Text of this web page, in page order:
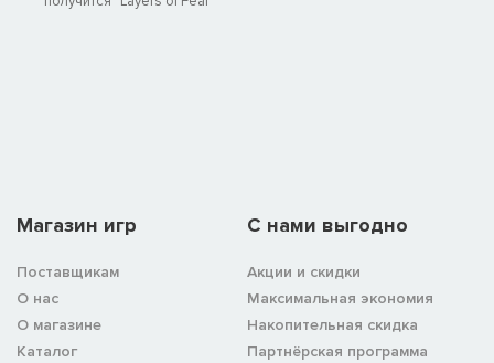
Магазин игр
Поставщикам
О нас
О магазине
Каталог
C нами выгодно
Акции и скидки
Максимальная экономия
Накопительная скидка
Партнёрская программа